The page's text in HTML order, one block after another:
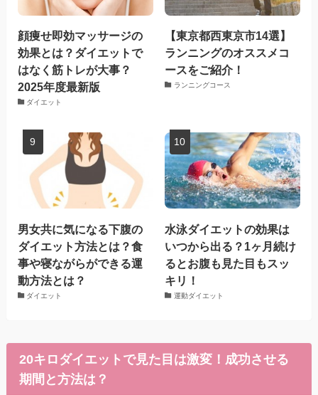
顔痩せ即効マッサージの
効果とは？ダイエットで
はなく筋トレが大事？
2025年度最新版
ダイエット
【東京都西東京市14選】
ランニングのオススメコ
ースをご紹介！
ランニングコース
男女共に気になる下腹の
ダイエット方法とは？食
事や寝ながらができる運
動方法とは？
ダイエット
水泳ダイエットの効果は
いつから出る？1ヶ月続け
るとお腹も見た目もスッ
キリ！
運動ダイエット
20キロダイエットで見た目は激変！成功させる
期間と方法は？